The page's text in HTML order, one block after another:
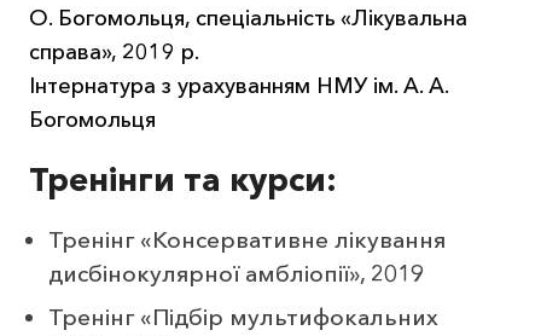
О. Богомольця, спеціальність «Лікувальна
справа», 2019 р.
Інтернатура з урахуванням НМУ ім. А. А.
Богомольця
Тренінги та курси:
Тренінг «Консервативне лікування
дисбінокулярної амбліопії», 2019
Тренінг «Підбір мультифокальних